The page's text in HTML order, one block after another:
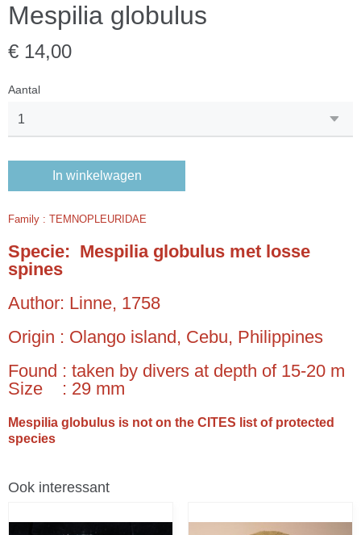
Mespilia globulus
€ 14,00
Aantal
In winkelwagen
Family : TEMNOPLEURIDAE
Specie: Mespilia globulus met losse
spines
Author: Linne, 1758
Origin : Olango island, Cebu, Philippines
Found : taken by divers at depth of 15-20 m
Size : 29 mm
Mespilia globulus is not on the CITES list of protected
species
Ook interessant